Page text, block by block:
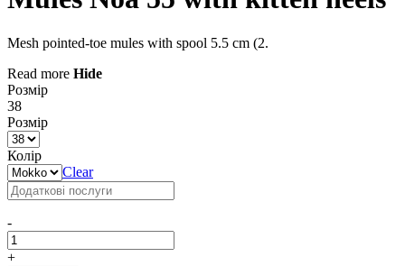
Mesh pointed-toe mules with spool 5.5 cm (2.
Read more Hide
Розмір
38
Розмір
Колір
Clear
-
+